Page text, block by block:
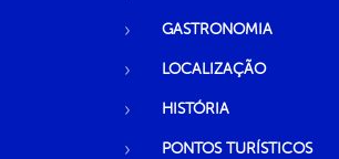
GASTRONOMIA
LOCALIZAÇÃO
HISTÓRIA
PONTOS TURÍSTICOS